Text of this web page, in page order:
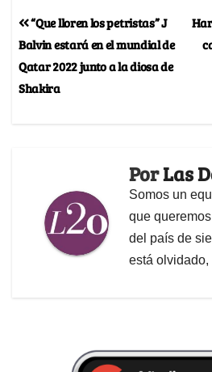
“Que lloren los petristas” J
Balvin estará en el mundial de
Qatar 2022 junto a la diosa de
Shakira
PorLas
Somos un
que
del país de
está olvidado,